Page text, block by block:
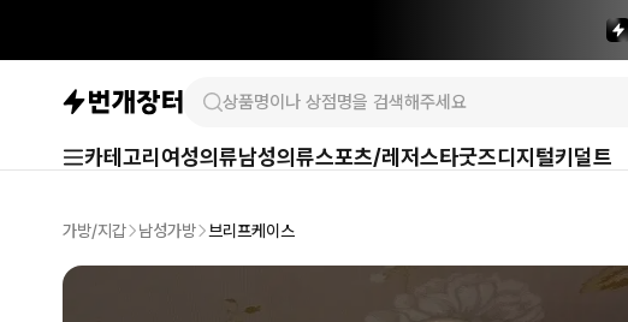
카테고리 여성의류남성의류스포츠/레저스타굿즈디지털키덜트
가방/지갑 남성가방 브리프케이스